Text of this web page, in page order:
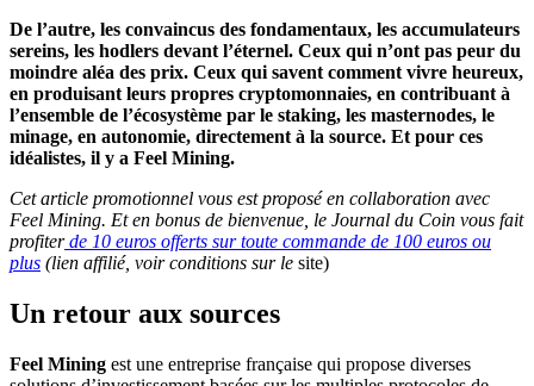
De l’autre, les convaincus des fondamentaux, les accumulateurs
sereins, les hodlers devant l’éternel. Ceux qui n’ont pas peur du
moindre aléa des prix. Ceux qui savent comment vivre heureux,
en produisant leurs propres cryptomonnaies, en contribuant à
l’ensemble de l’écosystème par le staking, les masternodes, le
minage, en autonomie, directement à la source. Et pour ces
idéalistes, il y a Feel Mining.
Cet article promotionnel vous est proposé en collaboration avec
Feel Mining. Et en bonus de bienvenue, le Journal du Coin vous fait
profiterde 10 euros offerts sur toute commande de 100 euros ou
plus (lien affilié, voir conditions sur le site)
Un retour aux sources
Feel Mining est une entreprise française qui propose diverses